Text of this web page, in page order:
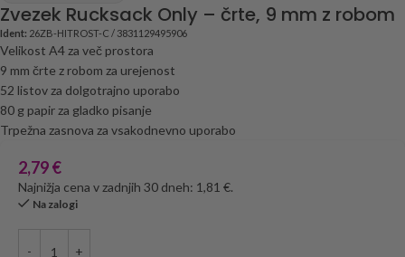
Zvezek Rucksack Only – črte, 9 mm z robom
Ident: 26ZB-HITROST-C / 3831129495906
Velikost A4 za več prostora
9 mm črte z robom za urejenost
52 listov za dolgotrajno uporabo
80 g papir za gladko pisanje
Trpežna zasnova za vsakodnevno uporabo
2,79€
Najnižja cena v zadnjih 30 dneh: 1,81 €.
Na zalogi